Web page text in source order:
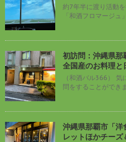
約7年半に渡り活動
「和酒フロマージュ
初訪問：沖縄県那
全国産のお料理と
（和酒バル366）
問をすることができ
沖縄県那覇市「洋
レットほかチーズ